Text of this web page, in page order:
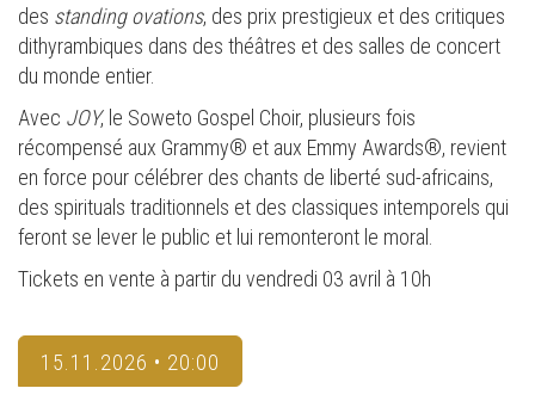
des standing ovations, des prix prestigieux et des critiques
dithyrambiques dans des théâtres et des salles de concert
du monde entier.
Avec JOY, le Soweto Gospel Choir, plusieurs fois
récompensé aux Grammy® et aux Emmy Awards®, revient
en force pour célébrer des chants de liberté sud-africains,
des spirituals traditionnels et des classiques intemporels qui
feront se lever le public et lui remonteront le moral.
Tickets en vente à partir du vendredi 03 avril à 10h
15.11.2026 • 20:00